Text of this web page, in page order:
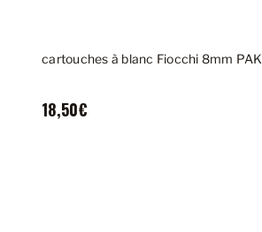
cartouches à blanc Fiocchi 8mm PAK
18,50€